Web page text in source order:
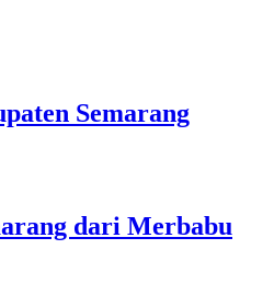
Semarang
dari Merbabu